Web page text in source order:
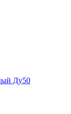
Ду50